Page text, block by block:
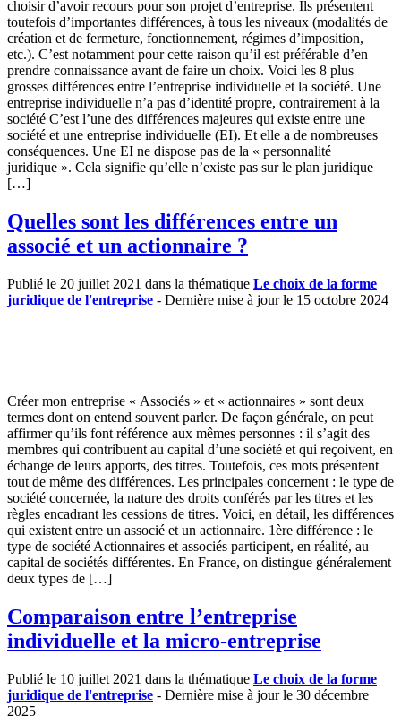
choisir d’avoir recours pour son projet d’entreprise. Ils présentent
toutefois d’importantes différences, à tous les niveaux (modalités de
création et de fermeture, fonctionnement, régimes d’imposition,
etc.). C’est notamment pour cette raison qu’il est préférable d’en
prendre connaissance avant de faire un choix. Voici les 8 plus
grosses différences entre l’entreprise individuelle et la société. Une
entreprise individuelle n’a pas d’identité propre, contrairement à la
société C’est l’une des différences majeures qui existe entre une
société et une entreprise individuelle (EI). Et elle a de nombreuses
conséquences. Une EI ne dispose pas de la « personnalité
juridique ». Cela signifie qu’elle n’existe pas sur le plan juridique
[…]
Quelles sont les différences entre un
associé et un actionnaire ?
Publié le 20 juillet 2021 dans la thématique Le choix de la forme
juridique de l'entreprise - Dernière mise à jour le 15 octobre 2024
Créer mon entreprise « Associés » et « actionnaires » sont deux
termes dont on entend souvent parler. De façon générale, on peut
affirmer qu’ils font référence aux mêmes personnes : il s’agit des
membres qui contribuent au capital d’une société et qui reçoivent, en
échange de leurs apports, des titres. Toutefois, ces mots présentent
tout de même des différences. Les principales concernent : le type de
société concernée, la nature des droits conférés par les titres et les
règles encadrant les cessions de titres. Voici, en détail, les différences
qui existent entre un associé et un actionnaire. 1ère différence : le
type de société Actionnaires et associés participent, en réalité, au
capital de sociétés différentes. En France, on distingue généralement
deux types de […]
Comparaison entre l’entreprise
individuelle et la micro-entreprise
Publié le 10 juillet 2021 dans la thématique Le choix de la forme
juridique de l'entreprise - Dernière mise à jour le 30 décembre
2025